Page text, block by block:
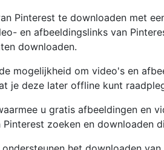
Pinterest te downloaden met
en afbeeldingslinks van
downloaden.
mogelijkheid om video's en
je deze later offline kunt
u gratis afbeeldingen en
zoeken en downloaden